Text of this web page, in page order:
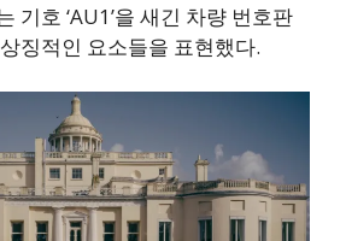
기호 ‘AU1’을 새긴 차량 번호판
징적인 요소들을 표현했다.